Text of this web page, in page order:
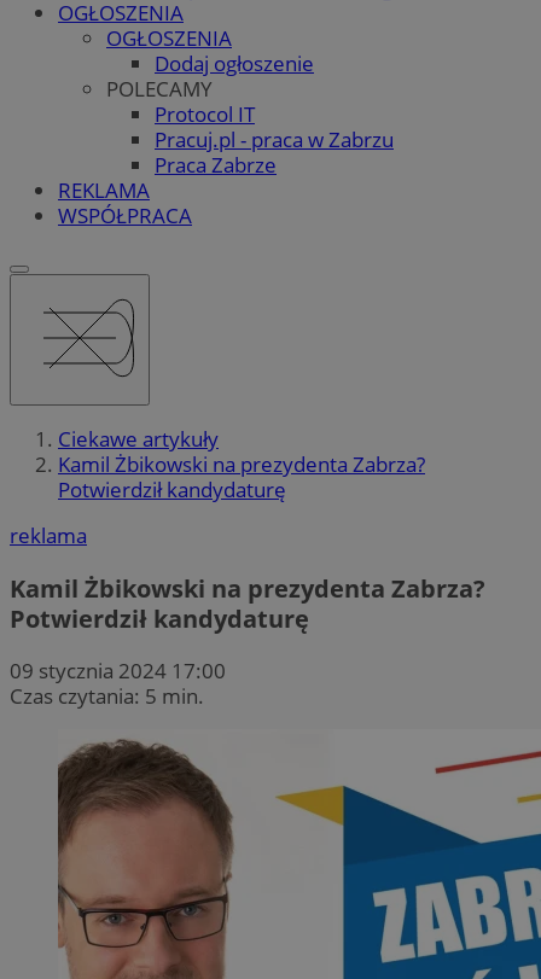
OGŁOSZENIA
OGŁOSZENIA
Dodaj ogłoszenie
POLECAMY
Protocol IT
Pracuj.pl - praca w Zabrzu
Praca Zabrze
REKLAMA
WSPÓŁPRACA
Ciekawe artykuły
Kamil Żbikowski na prezydenta Zabrza?
Potwierdził kandydaturę
reklama
Kamil Żbikowski na prezydenta Zabrza?
Potwierdził kandydaturę
09 stycznia 2024 17:00
Czas czytania: 5 min.